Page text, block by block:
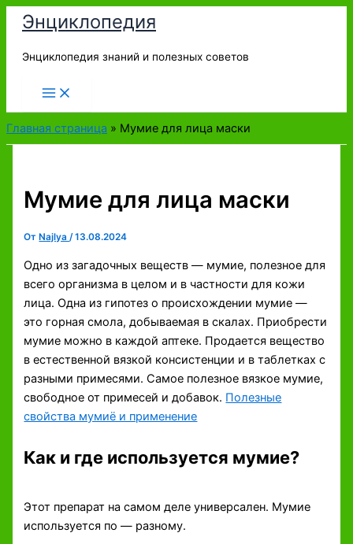
Перейти
содержимому
Энциклопедия
Энциклопедия знаний и полезных советов
Главная страница » Мумие для лица маски
Мумие для лица маски
От Najlya/13.08.2024
Одно из загадочных веществ — мумие, полезное для
всего организма в целом и в частности для кожи
лица. Одна из гипотез о происхождении мумие —
это горная смола, добываемая в скалах. Приобрести
мумие можно в каждой аптеке. Продается вещество
в естественной вязкой консистенции и в таблетках с
разными примесями. Самое полезное вязкое мумие,
свободное от примесей и добавок. Полезные
свойства мумиё и применение
Как и где используется мумие?
Этот препарат на самом деле универсален. Мумие
используется по — разному.